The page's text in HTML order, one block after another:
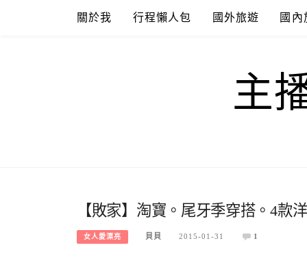
關於我 行程懶人包 國外旅遊 國內
主
【敗家】淘寶。尾牙季穿搭。4款
女人愛漂亮 貝貝 2015-01-31 1